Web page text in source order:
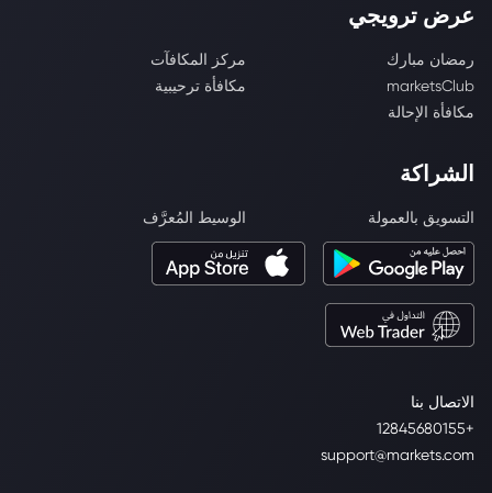
الاتصال بنا
+12845680155
support@markets.com
عرض ترويجي
رمضان مبارك
مركز المكافآت
marketsClub
مكافأة ترحيبية
مكافأة الإحالة
الشراكة
التسويق بالعمولة الوسيط المُعرَّف